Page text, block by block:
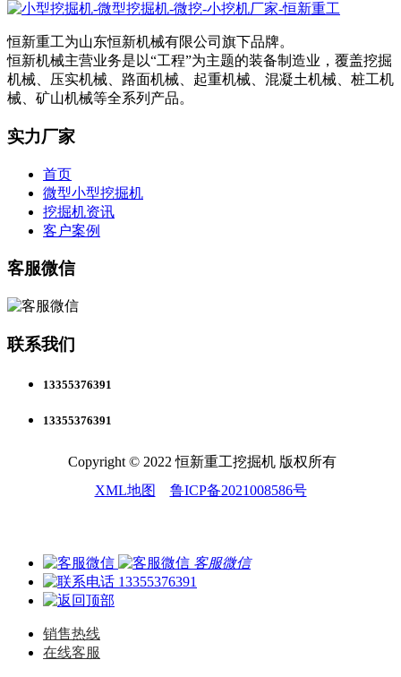
恒新重工为山东恒新机械有限公司旗下品牌。
恒新机械主营业务是以“工程”为主题的装备制造业，覆盖挖掘
机械、压实机械、路面机械、起重机械、混凝土机械、桩工机
械、矿山机械等全系列产品。
实力厂家
首页
微型小型挖掘机
挖掘机资讯
客户案例
客服微信
联系我们
13355376391
13355376391
Copyright © 2022 恒新重工挖掘机 版权所有
XML地图
鲁ICP备2021008586号
客服微信
13355376391
销售热线
在线客服